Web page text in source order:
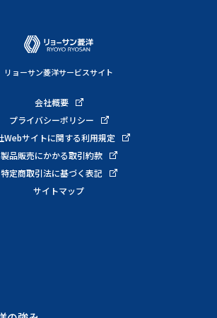
リョーサン菱洋サービスサイト
会社概要
プライバシーポリシー
Webサイトに関する利用規定
製品販売にかかる取引約款
特定商取引法に基づく表記
サイトマップ